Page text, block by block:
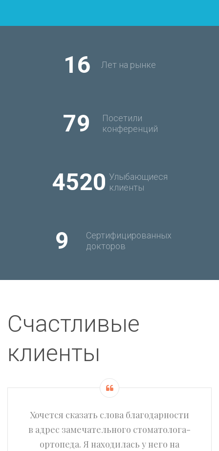
16 Лет на рынке
79
Посетили
конференций
4520 Улыбающиеся
клиенты
9
Сертифицированных
докторов
Счастливые
клиенты
Хочется сказать слова благодарности
в адрес замечательного стоматолога-
ортопеда. Я находилась у него на